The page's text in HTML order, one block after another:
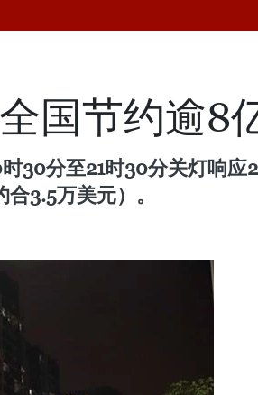
国节约逾8
30分至21时30分关灯响
3.5万美元）。